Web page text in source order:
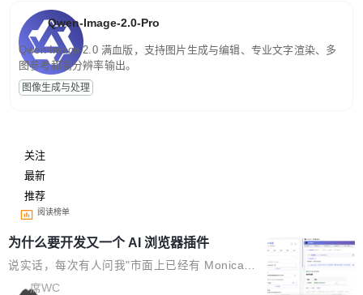
Qwen-Image-2.0-Pro
Qwen-Image-2.0 满血版，支持图片生成与编辑、专业文字渲染、多
图参考和高分辨率输出。
图像生成与处理
关注
最新
推荐
阅读榜单
为什么要开发又一个 AI 浏览器插件
说实话，每次有人问我"市面上已经有 Monica、
Sider、Copilot for Chrome 这些 AI 浏览器插件
席WC